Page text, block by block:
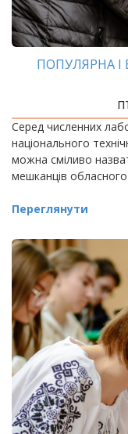
ПОПУЛЯРНА
Серед численних
національного
можна сміливо
мешканців
Переглянути